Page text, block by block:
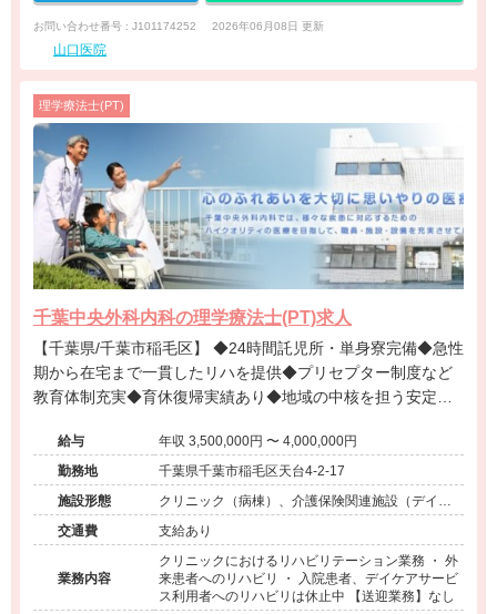
お問い合わせ番号 : J101174252 2026年06月08日 更新
山口医院
理学療法士(PT)
千葉中央外科内科の理学療法士(PT)求人
【千葉県/千葉市稲毛区】 ◆24時間託児所・単身寮完備◆急性
期から在宅まで一貫したリハを提供◆プリセプター制度など
教育体制充実◆育休復帰実績あり◆地域の中核を担う安定法
給与
年収 3,500,000円 〜 4,000,000円
勤務地
千葉県千葉市稲毛区天台4-2-17
施設形態
クリニック（病棟）、介護保険関連施設（デイケ
ア）
交通費 支給あり
業務内容
クリニックにおけるリハビリテーション業務 ・ 外
来患者へのリハビリ ・ 入院患者、デイケアサービ
ス利用者へのリハビリは休止中 【送迎業務】なし